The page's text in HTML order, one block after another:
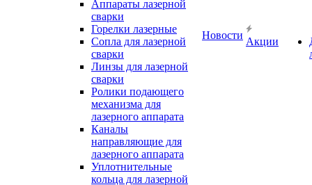
Аппараты лазерной
сварки
Горелки лазерные
Сопла для лазерной
сварки
Линзы для лазерной
сварки
Ролики подающего
механизма для
лазерного аппарата
Каналы
направляющие для
лазерного аппарата
Уплотнительные
кольца для лазерной
Новости
Акции